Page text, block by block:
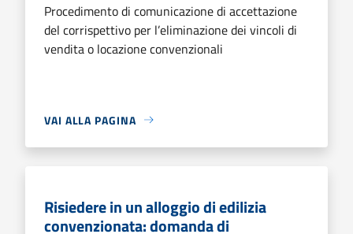
Procedimento di comunicazione di accettazione
del corrispettivo per l’eliminazione dei vincoli di
vendita o locazione convenzionali
VAI ALLA PAGINA
Risiedere in un alloggio di edilizia
convenzionata: domanda di